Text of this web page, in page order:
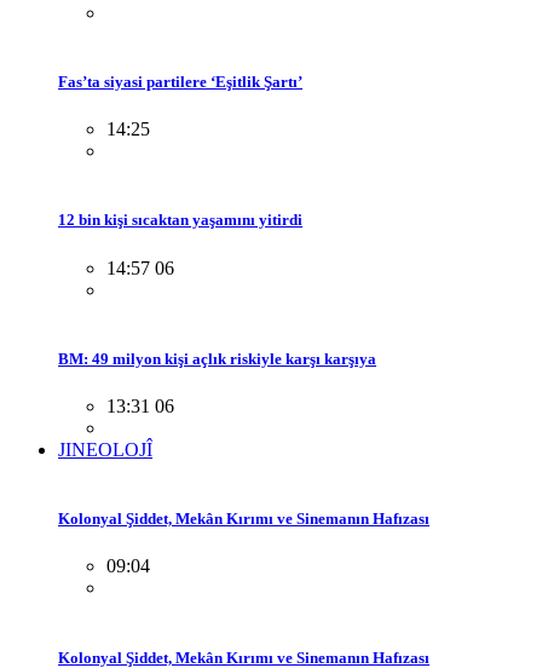
Fas’ta siyasi partilere ‘Eşitlik Şartı’
14:25
12 bin kişi sıcaktan yaşamını yitirdi
14:57 06
BM: 49 milyon kişi açlık riskiyle karşı karşıya
13:31 06
JINEOLOJÎ
Kolonyal Şiddet, Mekân Kırımı ve Sinemanın Hafızası
09:04
Kolonyal Şiddet, Mekân Kırımı ve Sinemanın Hafızası